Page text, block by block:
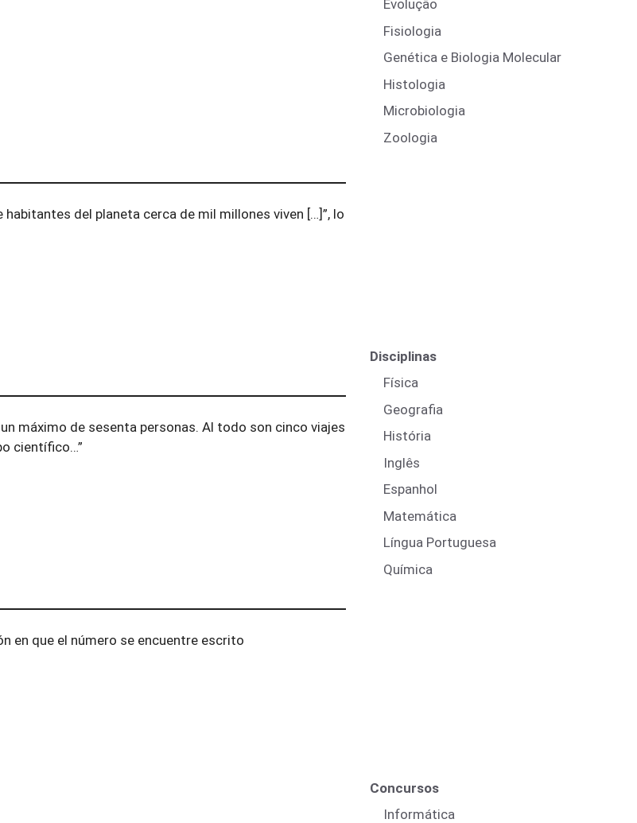
del planeta cerca de mil millones viven […]”, lo
máximo de sesenta personas. Al todo son cinco viajes
científico…”
en que el número se encuentre escrito
Evolução
Fisiologia
Genética e Biologia Molecular
Histologia
Microbiologia
Zoologia
Disciplinas
Física
Geografia
História
Inglês
Espanhol
Matemática
Língua Portuguesa
Química
Concursos
Informática